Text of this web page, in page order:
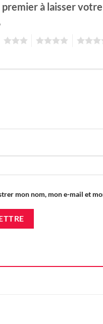
premier à laisser
mon nom, mon e-mail et